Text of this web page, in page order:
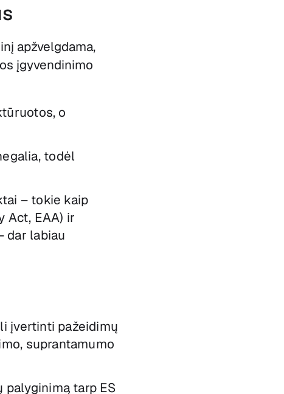
apžvelgdama,
įgyvendinimo
o
todėl
– tokie kaip
Act, EAA) ir
dar labiau
įvertinti pažeidimų
suprantamumo
palyginimą tarp ES